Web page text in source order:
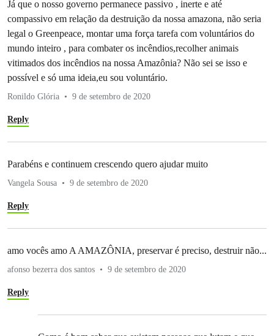
Já que o nosso governo permanece passivo , inerte e até
compassivo em relação da destruição da nossa amazona, não seria
legal o Greenpeace, montar uma força tarefa com voluntários do
mundo inteiro , para combater os incêndios,recolher animais
vitimados dos incêndios na nossa Amazônia? Não sei se isso e
possível e só uma ideia,eu sou voluntário.
Ronildo Glória 9 de setembro de 2020
Reply
Parabéns e continuem crescendo quero ajudar muito
Vangela Sousa 9 de setembro de 2020
Reply
amo vocês amo A AMAZÔNIA, preservar é preciso, destruir não...
afonso bezerra dos santos 9 de setembro de 2020
Reply